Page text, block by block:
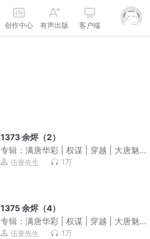
创作中心 有声出版 客户端
1373 余烬（2）
专辑：满唐华彩 | 权谋 | 穿越 | 大唐魅魔
| 唐朝诡事 | VIP免费 | 伍壹先生倾力巨
伍壹先生 1万
1375 余烬（4）
专辑：满唐华彩 | 权谋 | 穿越 | 大唐魅魔
| 唐朝诡事 | VIP免费 | 伍壹先生倾力巨
伍壹先生 1万